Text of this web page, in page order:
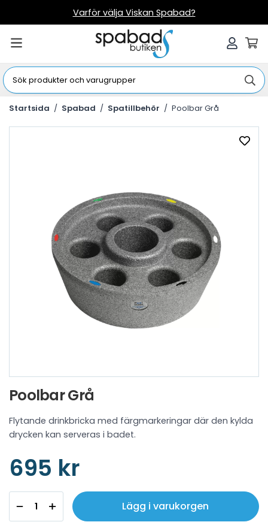
Varför välja Viskan Spabad?
Startsida / Spabad / Spatillbehör / Poolbar Grå
Poolbar Grå
Flytande drinkbricka med färgmarkeringar där den kylda
drycken kan serveras i badet.
695 kr
Lägg i varukorgen